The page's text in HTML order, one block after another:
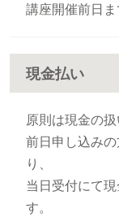
講座開催前日ま
現金払い
原則は現金の扱
前日申し込み
り、
当日受付にて
す。